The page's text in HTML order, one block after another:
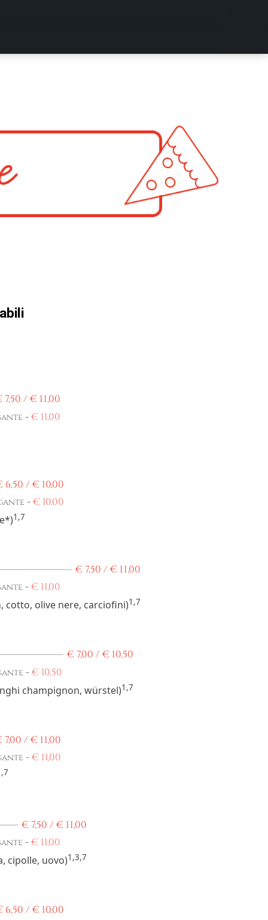
7,50 / € 11,00
-€ 11,00
6,50 / € 10,00
-€ 10,00
1,7
€ 7,50 / € 11,00
-€ 11,00
cotto, olive nere, carciofini)1,7
€ 7,00 / € 10,50
-€ 10,50
champignon, würstel)1,7
7,00 / € 11,00
-€ 11,00
€ 7,50 / € 11,00
-€ 11,00
cipolle, uovo)1,3,7
6,50 / € 10,00